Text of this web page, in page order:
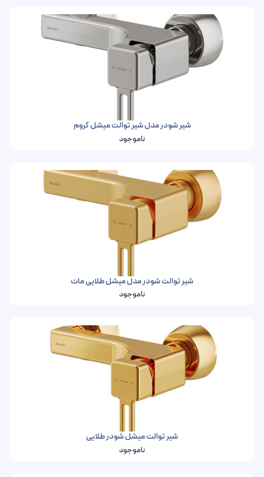
شیر شودر مدل شیر توالت میشل کروم
ناموجود
شیر توالت شودر مدل میشل طلایی مات
ناموجود
شیر توالت میشل شودر طلایی
ناموجود